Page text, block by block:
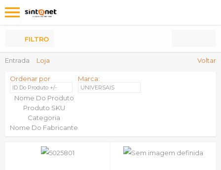
Entrada Loja Voltar
FILTRO
Ordenar por
ID Do Produto +/-
Nome Do Produto
Produto SKU
Categoria
Nome Do Fabricante
Marca:
UNIVERSAIS